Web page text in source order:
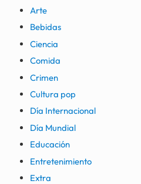
Arte
Bebidas
Ciencia
Comida
Crimen
Cultura pop
Día Internacional
Día Mundial
Educación
Entretenimiento
Extra